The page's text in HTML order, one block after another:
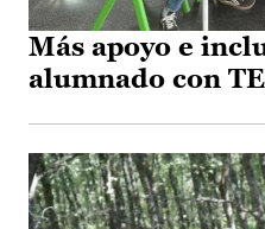
Más apoyo e
alumnado con